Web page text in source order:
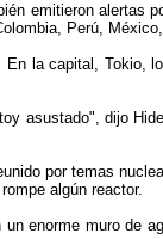
emitieron alertas
Perú,
En la capital, Tokio,
asustado", dijo
por temas
algún reactor.
un enorme muro de